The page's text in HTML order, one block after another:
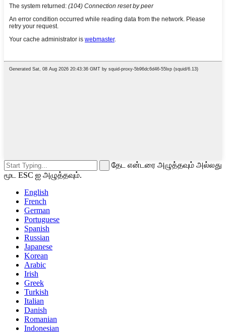
தேட என்டரை அழுத்தவும் அல்லது
மூட ESC ஐ அழுத்தவும்.
English
French
German
Portuguese
Spanish
Russian
Japanese
Korean
Arabic
Irish
Greek
Turkish
Italian
Danish
Romanian
Indonesian